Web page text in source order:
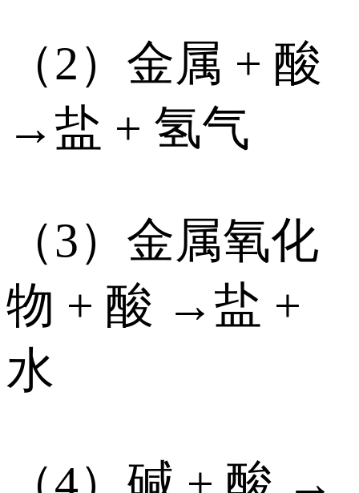
（2）金属 + 酸
→盐 + 氢气
（3）金属氧化
物 + 酸 →盐 +
水